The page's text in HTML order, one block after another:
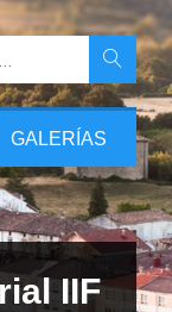
GALERÍAS
IIF